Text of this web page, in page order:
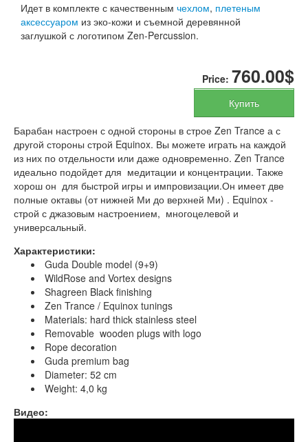
Идет в комплекте с качественным чехлом, плетеным
аксессуаром из эко-кожи и съемной деревянной
заглушкой с логотипом Zen-Percussion.
Price: 760.00$
Купить
Барабан настроен с одной стороны в строе Zen Trance а с
другой стороны строй Equinox. Вы можете играть на каждой
из них по отдельности или даже одновременно. Zen Trance
идеально подойдет для медитации и концентрации. Также
хорош он для быстрой игры и импровизации.Он имеет две
полные октавы (от нижней Ми до верхней Ми) . Equinox -
строй с джазовым настроением, многоцелевой и
универсальный.
Характеристики:
Guda Double model (9+9)
WildRose and Vortex designs
Shagreen Black finishing
Zen Trance / Equinox tunings
Materials: hard thick stainless steel
Removable wooden plugs with logo
Rope decoration
Guda premium bag
Diameter: 52 cm
Weight: 4,0 kg
Видео: